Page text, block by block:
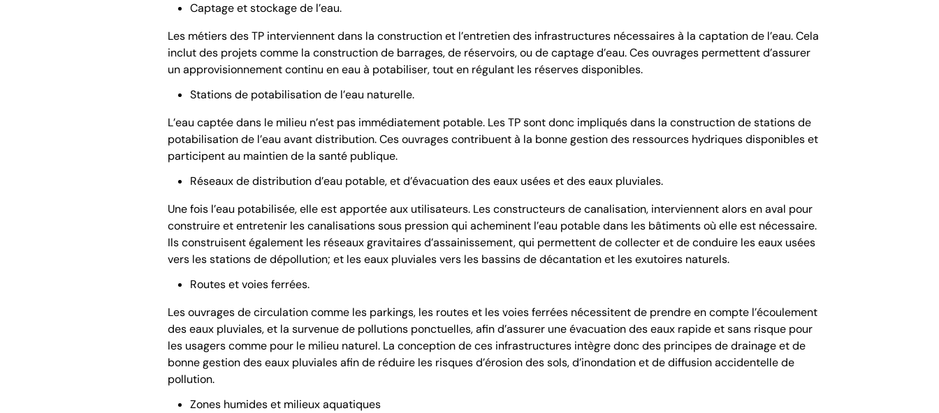
Captage et stockage de l’eau.
Les métiers des TP interviennent dans la construction et l’entretien des infrastructures nécessaires à la captation de l’eau. Cela
inclut des projets comme la construction de barrages, de réservoirs, ou de captage d’eau. Ces ouvrages permettent d’assurer
un approvisionnement continu en eau à potabiliser, tout en régulant les réserves disponibles.
Stations de potabilisation de l’eau naturelle.
L’eau captée dans le milieu n’est pas immédiatement potable. Les TP sont donc impliqués dans la construction de stations de
potabilisation de l’eau avant distribution. Ces ouvrages contribuent à la bonne gestion des ressources hydriques disponibles et
participent au maintien de la santé publique.
Réseaux de distribution d’eau potable, et d’évacuation des eaux usées et des eaux pluviales.
Une fois l’eau potabilisée, elle est apportée aux utilisateurs. Les constructeurs de canalisation, interviennent alors en aval pour
construire et entretenir les canalisations sous pression qui acheminent l’eau potable dans les bâtiments où elle est nécessaire.
Ils construisent également les réseaux gravitaires d’assainissement, qui permettent de collecter et de conduire les eaux usées
vers les stations de dépollution; et les eaux pluviales vers les bassins de décantation et les exutoires naturels.
Routes et voies ferrées.
Les ouvrages de circulation comme les parkings, les routes et les voies ferrées nécessitent de prendre en compte l’écoulement
des eaux pluviales, et la survenue de pollutions ponctuelles, afin d’assurer une évacuation des eaux rapide et sans risque pour
les usagers comme pour le milieu naturel. La conception de ces infrastructures intègre donc des principes de drainage et de
bonne gestion des eaux pluviales afin de réduire les risques d’érosion des sols, d’inondation et de diffusion accidentelle de
pollution.
Zones humides et milieux aquatiques